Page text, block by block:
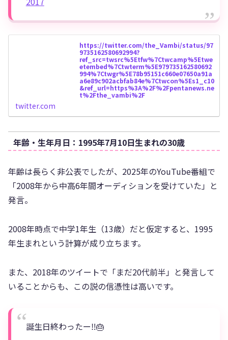
https://twitter.com/the_Vambi/status/97
9735162580692994?
ref_src=twsrc%5Etfw%7Ctwcamp%5Etwe
etembed%7Ctwterm%5E979735162580692
994%7Ctwgr%5E78b95151c660e07650a91a
a6e89c902acbfab84e%7Ctwcon%5Es1_c10
&ref_url=https%3A%2F%2Fpentanews.ne
t%2Fthe_vambi%2F
twitter.com
年齢・生年月日：1995年7月10日生まれの30歳
年齢は長らく非公表でしたが、2025年のYouTube番組で
「2008年から中高6年間オーディションを受けていた」と
発言。
2008年時点で中学1年生（13歳）だと仮定すると、1995
年生まれという計算が成り立ちます。
また、2018年のツイートで「まだ20代前半」と発言して
いることからも、この説の信憑性は高いです。
誕生日終わったー‼️🎂